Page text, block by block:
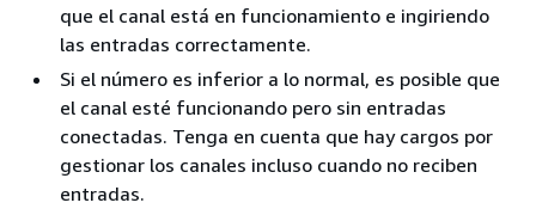
que el canal está en funcionamiento e ingiriendo
las entradas correctamente.
Si el número es inferior a lo normal, es posible que
el canal esté funcionando pero sin entradas
conectadas. Tenga en cuenta que hay cargos por
gestionar los canales incluso cuando no reciben
entradas.